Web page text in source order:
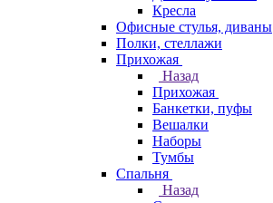
Кресла
Офисные стулья, диваны
Полки, стеллажи
Прихожая
Назад
Прихожая
Банкетки, пуфы
Вешалки
Наборы
Тумбы
Спальня
Назад